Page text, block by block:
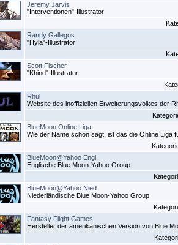
Jeremy Jarvis
"Interventionen"-Illustrator
Randy Gallegos
"Hyla"-Illustrator
Scott Fischer
"Khind"-Illustrator
Rhul
Website des inoffiziellen Erweiterungsvolkes der
BlueMoon Online Liga
Wie der Name schon sagt, ist das die Online Liga
BlueMoon@Yahoo Engl.
Englische Blue Moon-Yahoo Group
BlueMoon@Yahoo Nied.
Niederländische Blue Moon-Yahoo Group
Fantasy Flight Games
Hersteller der amerikanischen Version von Blue